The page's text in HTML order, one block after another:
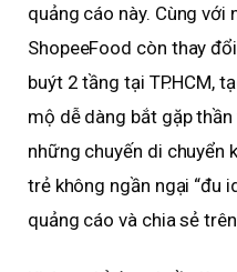
quảng cáo này. Cùng với
ShopeeFood còn thay
buýt 2 tầng tại TP.HCM,
mộ dễ dàng bắt gặp
những chuyến di chuyển
trẻ không ngần ngại “đu
quảng cáo và chia sẻ